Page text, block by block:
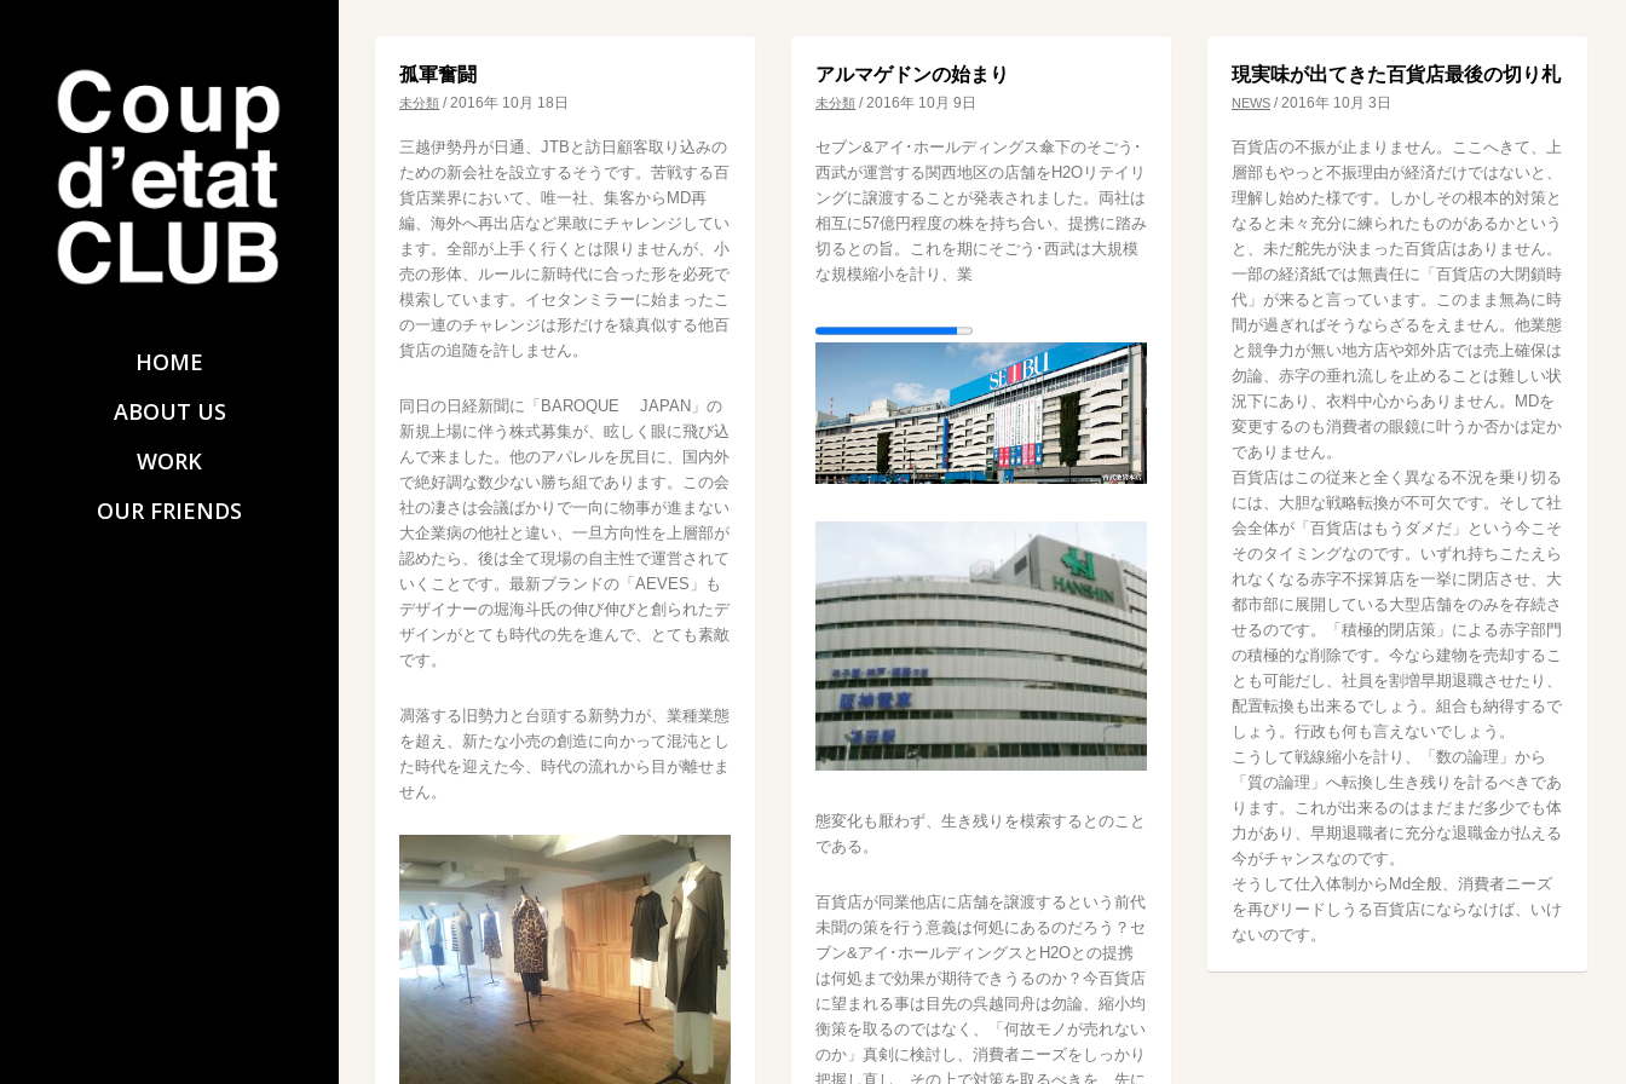
HOME
ABOUT US
WORK
OUR FRIENDS
孤軍奮闘
未分類 /2016年 10月 18日
三越伊勢丹が日通、JTBと訪日顧客取り込みの
ための新会社を設立するそうです。苦戦する百
貨店業界において、唯一社、集客からMD再
編、海外へ再出店など果敢にチャレンジしてい
ます。全部が上手く行くとは限りませんが、小
売の形体、ルールに新時代に合った形を必死で
模索しています。イセタンミラーに始まったこ
の一連のチャレンジは形だけを猿真似する他百
貨店の追随を許しません。
同日の日経新聞に「BAROQUE JAPAN」の
新規上場に伴う株式募集が、眩しく眼に飛び込
んで来ました。他のアパレルを尻目に、国内外
で絶好調な数少ない勝ち組であります。この会
社の凄さは会議ばかりで一向に物事が進まない
大企業病の他社と違い、一旦方向性を上層部が
認めたら、後は全て現場の自主性で運営されて
いくことです。最新ブランドの「AEVES」も
デザイナーの堀海斗氏の伸び伸びと創られたデ
ザインがとても時代の先を進んで、とても素敵
です。
凋落する旧勢力と台頭する新勢力が、業種業態
を超え、新たな小売の創造に向かって混沌とし
た時代を迎えた今、時代の流れから目が離せま
せん。
アルマゲドンの始まり
未分類 /2016年 10月 9日
セブン&アイ･ホールディングス傘下のそごう･
西武が運営する関西地区の店舗をH2Oリテイリ
ングに譲渡することが発表されました。両社は
相互に57億円程度の株を持ち合い、提携に踏み
切るとの旨。これを期にそごう･西武は大規模
な規模縮小を計り、業
態変化も厭わず、生き残りを模索するとのこと
である。
百貨店が同業他店に店舗を譲渡するという前代
未聞の策を行う意義は何処にあるのだろう？セ
ブン&アイ･ホールディングスとH2Oとの提携
は何処まで効果が期待できうるのか？今百貨店
に望まれる事は目先の呉越同舟は勿論、縮小均
衡策を取るのではなく、「何故モノが売れない
のか」真剣に検討し、消費者ニーズをしっかり
把握し直し、その上で対策を取るべきを、先に
現実味が出てきた百貨店最後の切り札
NEWS /2016年 10月 3日
百貨店の不振が止まりません。ここへきて、上
層部もやっと不振理由が経済だけではないと、
理解し始めた様です。しかしその根本的対策と
なると未々充分に練られたものがあるかという
と、未だ舵先が決まった百貨店はありません。
一部の経済紙では無責任に「百貨店の大閉鎖時
代」が来ると言っています。このまま無為に時
間が過ぎればそうならざるをえません。他業態
と競争力が無い地方店や郊外店では売上確保は
勿論、赤字の垂れ流しを止めることは難しい状
況下にあり、衣料中心からありません。MDを
変更するのも消費者の眼鏡に叶うか否かは定か
でありません。
百貨店はこの従来と全く異なる不況を乗り切る
には、大胆な戦略転換が不可欠です。そして社
会全体が「百貨店はもうダメだ」という今こそ
そのタイミングなのです。いずれ持ちこたえら
れなくなる赤字不採算店を一挙に閉店させ、大
都市部に展開している大型店舗をのみを存続さ
せるのです。「積極的閉店策」による赤字部門
の積極的な削除です。今なら建物を売却するこ
とも可能だし、社員を割増早期退職させたり、
配置転換も出来るでしょう。組合も納得するで
しょう。行政も何も言えないでしょう。
こうして戦線縮小を計り、「数の論理」から
「質の論理」へ転換し生き残りを計るべきであ
ります。これが出来るのはまだまだ多少でも体
力があり、早期退職者に充分な退職金が払える
今がチャンスなのです。
そうして仕入体制からMd全般、消費者ニーズ
を再びリードしうる百貨店にならなけば、いけ
ないのです。